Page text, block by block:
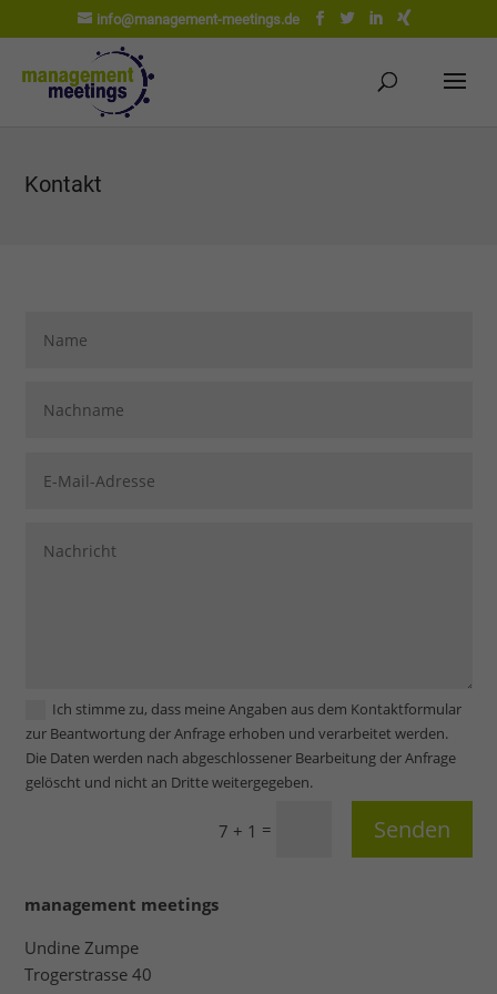
info@management-meetings.de
Kontakt
Ich stimme zu, dass meine Angaben aus dem Kontaktformular
zur Beantwortung der Anfrage erhoben und verarbeitet werden.
Die Daten werden nach abgeschlossener Bearbeitung der Anfrage
gelöscht und nicht an Dritte weitergegeben.
7 + 1 = Senden
management meetings
Undine Zumpe
Trogerstrasse 40